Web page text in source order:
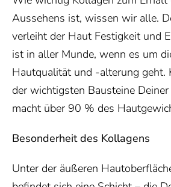
Aussehens ist, wissen wir alle.
verleiht der Haut Festigkeit und
ist in aller Munde, wenn es um
Hautqualität und -alterung geht.
der wichtigsten Bausteine
macht über 90 % des
Besonderheit des Kollagens
Unter der äußeren